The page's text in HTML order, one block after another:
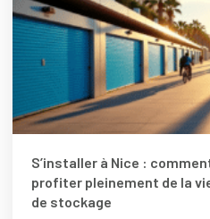
S’installer à Nice :
profiter pleinement de la
de stockage